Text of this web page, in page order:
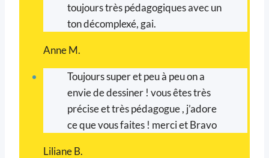
toujours très pédagogiques avec un
ton décomplexé, gai.
Anne M.
Toujours super et peu à peu on a
envie de dessiner ! vous êtes très
précise et très pédagogue , j’adore
ce que vous faites ! merci et Bravo
Liliane B.